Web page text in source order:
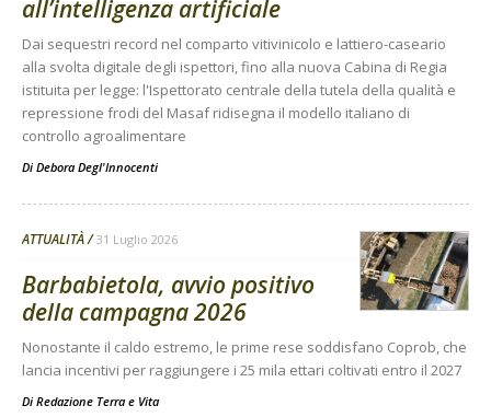
all’intelligenza artificiale
Dai sequestri record nel comparto vitivinicolo e lattiero-caseario
alla svolta digitale degli ispettori, fino alla nuova Cabina di Regia
istituita per legge: l'Ispettorato centrale della tutela della qualità e
repressione frodi del Masaf ridisegna il modello italiano di
controllo agroalimentare
Di Debora Degl'Innocenti
ATTUALITÀ 31 Luglio 2026
Barbabietola, avvio positivo
della campagna 2026
Nonostante il caldo estremo, le prime rese soddisfano Coprob, che
lancia incentivi per raggiungere i 25 mila ettari coltivati entro il 2027
Di Redazione Terra e Vita